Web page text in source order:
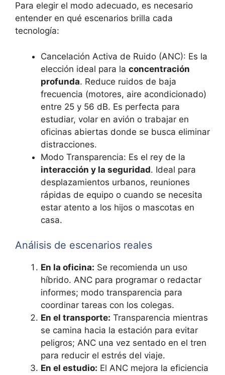
Para elegir el modo adecuado, es necesario
entender en qué escenarios brilla cada
tecnología:
Cancelación Activa de Ruido (ANC): Es la
elección ideal para la concentración
profunda. Reduce ruidos de baja
frecuencia (motores, aire acondicionado)
entre 25 y 56 dB. Es perfecta para
estudiar, volar en avión o trabajar en
oficinas abiertas donde se busca eliminar
distracciones.
Modo Transparencia: Es el rey de la
interacción y la seguridad. Ideal para
desplazamientos urbanos, reuniones
rápidas de equipo o cuando se necesita
estar atento a los hijos o mascotas en
casa.
Análisis de escenarios reales
En la oficina: Se recomienda un uso
híbrido. ANC para programar o redactar
informes; modo transparencia para
coordinar tareas con los colegas.
En el transporte: Transparencia mientras
se camina hacia la estación para evitar
peligros; ANC una vez sentado en el tren
para reducir el estrés del viaje.
En el estudio: El ANC mejora la eficiencia